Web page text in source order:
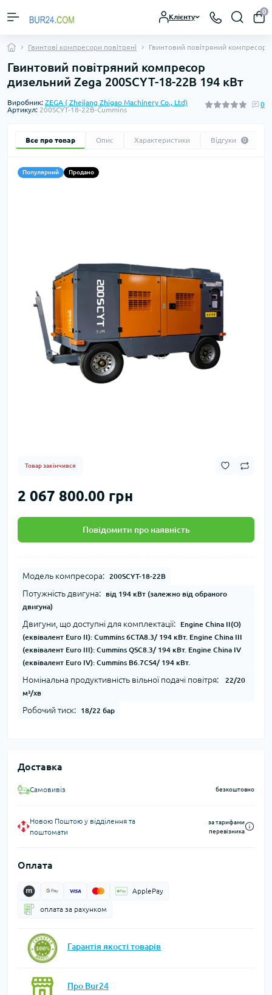
Клієнту
0
Гвинтові компресори повітряні Гвинтовий повітряний компресор
Гвинтовий повітряний компресор
дизельний Zega 200SCYT-18-22B 194 кВт
Виробник: ZEGA ( Zhejiang Zhigao Machinery Co., Ltd)
Артикул: 200SCYT-18-22B-Cummins
0
Все про товар Опис Характеристики Відгуки 0
Популярний Продано
Товар закінчився
2 067 800.00 грн
Повідомити про наявність
Модель компресора: 200SCYT-18-22B
Потужність двигуна:
від 194 кВт (залежно від обраного
двигуна)
Двигуни, що доступні для комплектації:
Engine China II(O)
(еквівалент Euro II): Cummins 6CTA8.3/ 194 кВт. Engine China III
(еквівалент Euro III): Cummins QSC8.3/ 194 кВт. Engine China IV
(еквівалент Euro IV): Cummins B6.7CS4/ 194 кВт.
Номінальна продуктивність вільної подачі повітря:
22/20
м³/хв
Робочий тиск: 18/22 бар
Доставка
Самовивіз безкоштовно
Новою Поштою у відділення та
поштомати
за тарифами
перевізника
Оплата
ApplePay
оплата за рахунком
Гарантія якості товарів
Про Bur24